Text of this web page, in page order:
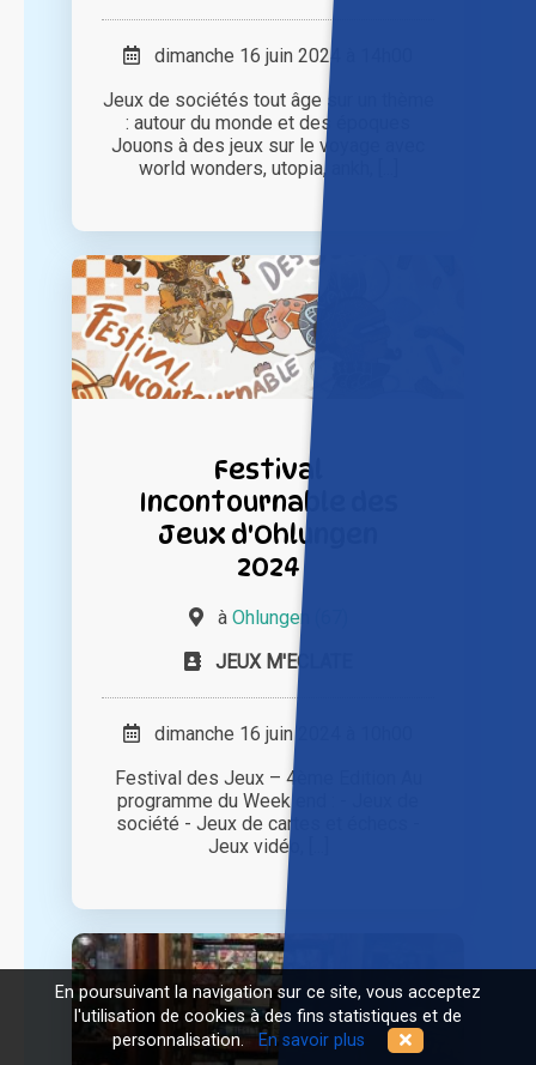
dimanche 16 juin 2024 à 14h00
Jeux de sociétés tout âge sur un thème
: autour du monde et des époques
Jouons à des jeux sur le voyage avec
world wonders, utopia, ankh, [...]
Festival
Incontournable des
Jeux d'Ohlungen
2024
à Ohlungen (67)
JEUX M'ECLATE
dimanche 16 juin 2024 à 10h00
Festival des Jeux – 4ème Edition Au
programme du Week end : - Jeux de
société - Jeux de cartes et échecs -
Jeux vidéo, [...]
En poursuivant la navigation sur ce site, vous acceptez
l'utilisation de cookies à des fins statistiques et de
personnalisation. En savoir plus